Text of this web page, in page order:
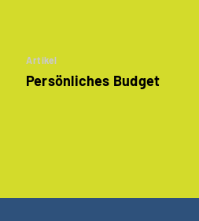
Artikel
Persönliches Budget